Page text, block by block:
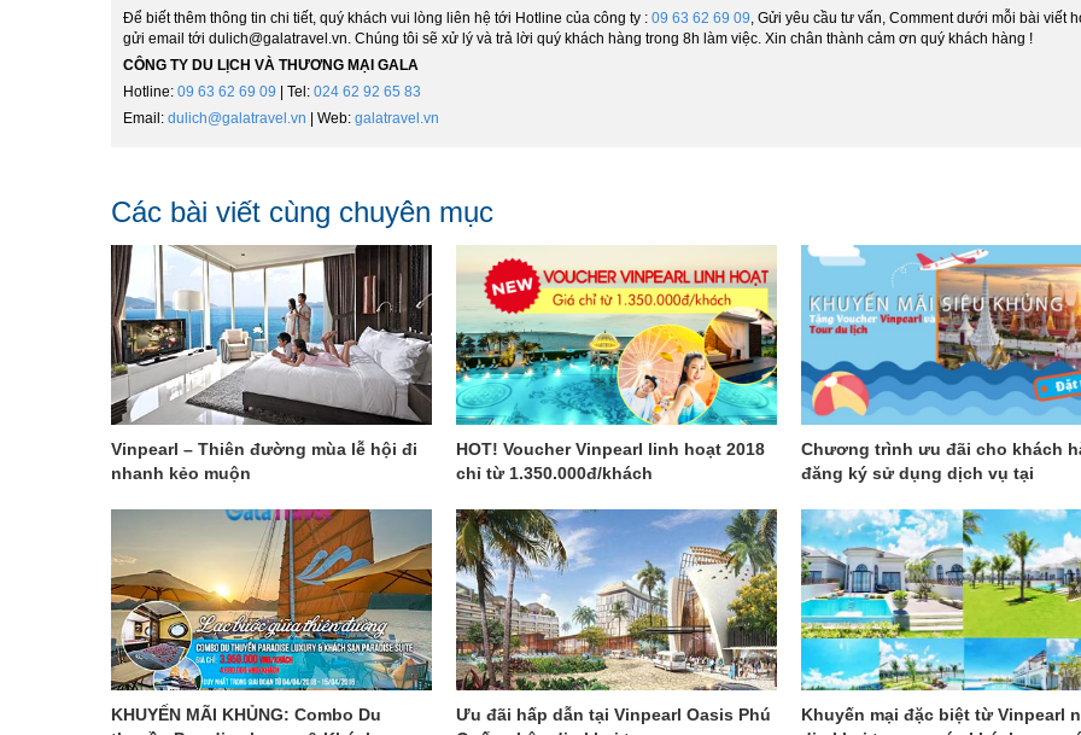
Để biết thêm thông tin chi tiết, quý khách vui lòng liên hệ tới Hotline của công ty : 09 63 62 69 09 , Gửi yêu cầu tư vấn, Comment dưới mỗi bài viết
gửi email tới dulich@galatravel.vn. Chúng tôi sẽ xử lý và trả lời quý khách hàng trong 8h làm việc. Xin chân thành cảm ơn quý khách hàng !
CÔNG TY DU LỊCH VÀ THƯƠNG MẠI GALA
Hotline: 09 63 62 69 09 | Tel: 024 62 92 65 83
Email: dulich@galatravel.vn | Web: galatravel.vn
Các bài viết cùng chuyên mục
Vinpearl – Thiên đường mùa lễ hội đi
nhanh kẻo muộn
HOT! Voucher Vinpearl linh hoạt 2018
chỉ từ 1.350.000đ/khách
Chương trình ưu đãi cho khách
đăng ký sử dụng dịch vụ tại
KHUYẾN MÃI KHỦNG: Combo Du
Ưu đãi hấp dẫn tại Vinpearl Oasis Phú
Khuyến mại đặc biệt từ Vinpearl